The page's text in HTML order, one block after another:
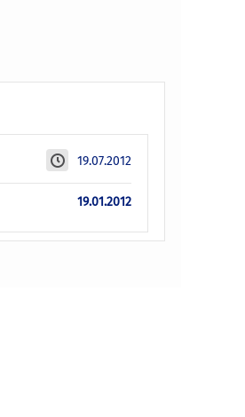
19.07.2012
19.01.2012